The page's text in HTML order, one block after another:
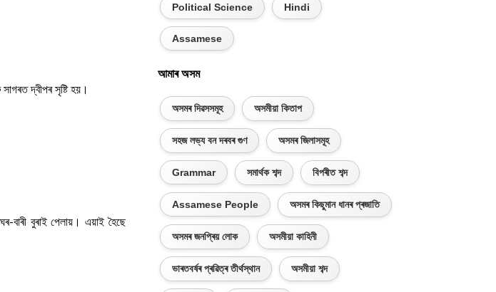
দ্বীপৰ সৃষ্টি হয়।
বুৰাই পেলায়। এয়াই হৈছে
Political Science Hindi
Assamese
আমাৰ অসম
অসমৰ দিৱসসমূহ অসমীয়া কিতাপ
সহজ লভ্য বন দৰবৰ গুণ অসমৰ জিলাসমূহ
Grammar সমাৰ্থক শব্দ বিপৰীত শব্দ
Assamese People অসমৰ কিছুমান ধানৰ প্ৰজাতি
অসমৰ জনপ্ৰিয় লোক অসমীয়া কাহিনী
ভাৰতবৰ্ষৰ প্ৰৱিত্ৰ তীৰ্থস্থান অসমীয়া শব্দ